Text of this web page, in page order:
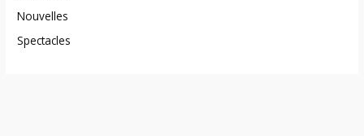
Nouvelles
Spectacles